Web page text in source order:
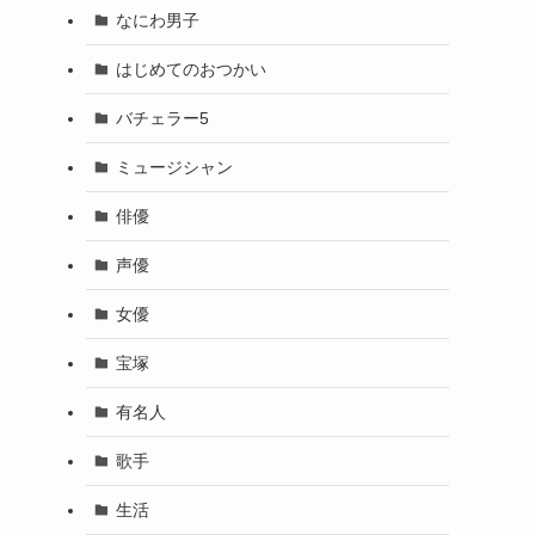
なにわ男子
はじめてのおつかい
バチェラー5
ミュージシャン
俳優
声優
女優
宝塚
有名人
歌手
生活